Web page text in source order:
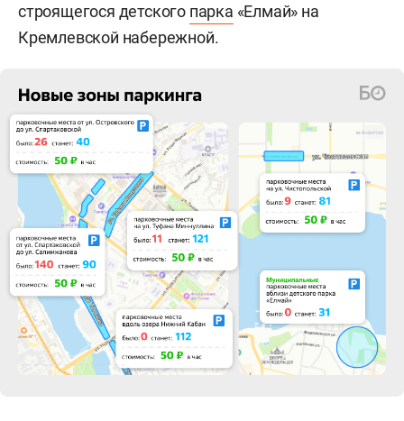
строящегося детского парка «Елмай» на
Кремлевской набережной.